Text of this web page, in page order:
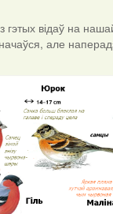
гэтых відаў на
але